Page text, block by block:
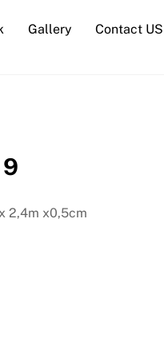
Gallery Contact US
9
2,4m x0,5cm